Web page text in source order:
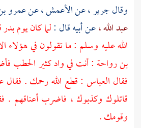
وقالجرير ،عنالأعمش ،عنعمرو
عبد الله ،عن أبيه قال :لما كان يومبدر
الله عليه وسلم : ما تقولون في هؤلاء
بن رواحة : أنت في واد كثير الحطب
فقال العباس : قطع الله رحمك . فقال
قاتلوك وكذبوك ، فاضرب أعناقهم .
وقومك .